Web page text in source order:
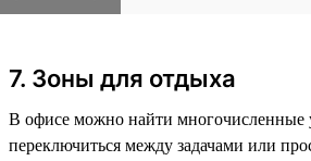
7. Зоны для отдыха
В офисе можно найти многочисленные
переключиться между задачами или